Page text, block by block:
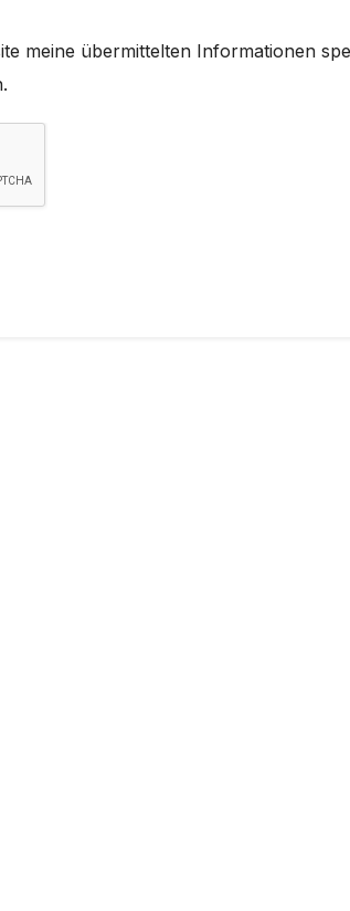
meine übermittelten Informationen